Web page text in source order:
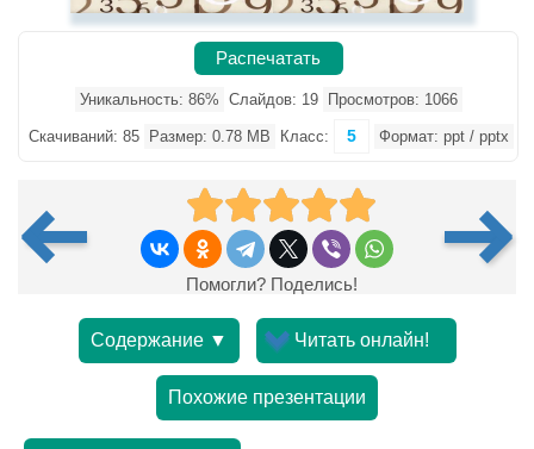
Распечатать
Уникальность: 86% Слайдов: 19 Просмотров: 1066
Скачиваний: 85 Размер: 0.78 MB Класс: 5 Формат: ppt / pptx
Помогли? Поделись!
Содержание ▼ Читать онлайн!
Похожие презентации